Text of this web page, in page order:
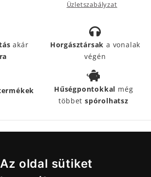
Az oldal sütiket
Üzletszabályzat
akár
Horgásztársak a vonalak
végén
Hűségpontokkal még
többetspórolhatsz
MŰKÖDÉSÜNKET SEGÍTIK